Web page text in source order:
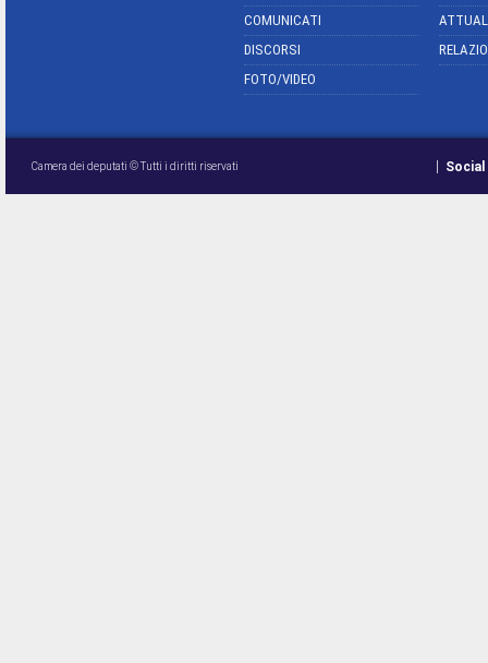
COMUNICATI
DISCORSI
FOTO/VIDEO
Camera dei deputati © Tutti i diritti riservati Social